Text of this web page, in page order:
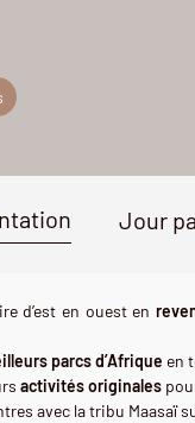
Jour
d’est en ouest en
parcs d’Afrique en
activités originales
avec la tribu Maasaï